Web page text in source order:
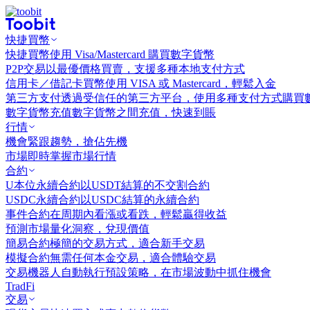
快捷買幣
快捷買幣使用 Visa/Mastercard 購買數字貨幣
P2P交易 以最優價格買賣，支援多種本地支付方式
信用卡／借記卡買幣使用 VISA 或 Mastercard，輕鬆入金
第三方支付透過受信任的第三方平台，使用多種支付方式購買
數字貨幣充值數字貨幣之間充值，快速到賬
行情
機會緊跟趨勢，搶佔先機
市場即時掌握市場行情
合約
U本位永續合約 以USDT結算的不交割合約
USDC永續合約 以USDC結算的永續合約
事件合約在周期內看漲或看跌，輕鬆贏得收益
預測市場量化洞察，兌現價值
簡易合約極簡的交易方式，適合新手交易
模擬合約無需任何本金交易，適合體驗交易
交易機器人 自動執行預設策略，在市場波動中抓住機會
TradFi
交易